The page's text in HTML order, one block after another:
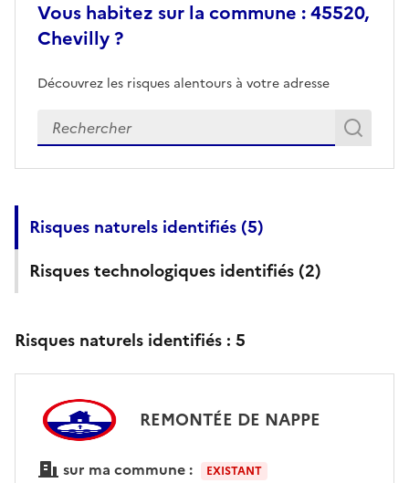
Vous habitez sur la commune : 45520,
Chevilly ?
Découvrez les risques alentours à votre adresse
Veuillez renseigner votre adresse exacte
Risques naturels identifiés (5)
Risques technologiques identifiés (2)
Risques naturels identifiés : 5
REMONTÉE DE NAPPE
sur ma commune : EXISTANT